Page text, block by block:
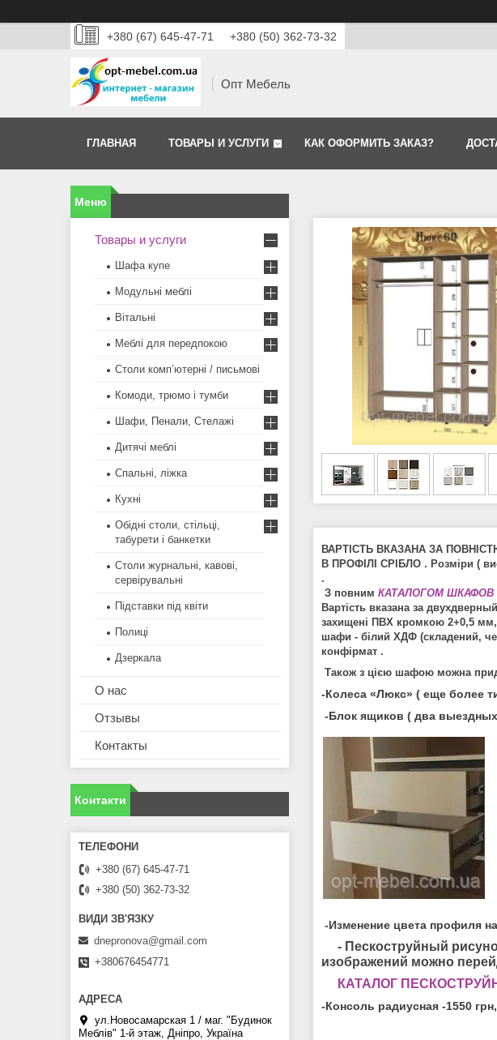
+380 (67) 645-47-71 +380 (50) 362-73-32
Опт Мебель
ГЛАВНАЯ ТОВАРЫ И УСЛУГИ КАК ОФОРМИТЬ ЗАКАЗ?
ВАРТІСТЬ ВКАЗАНА ЗА
В ПРОФІЛІ СРІБЛО . Розміри (
.
З повним КАТАЛОГОМ ШКАФОВ
Вартість вказана за
захищені ПВХ кромкою 2+0,5 мм,
шафи - білий ХДФ (складений,
конфірмат .
Також з цією шафою можна
-Колеса «Люкс» ( еще более
-Блок ящиков ( два
-Изменение цвета профиля
- Пескоструйный
изображений можно
КАТАЛОГ
-Консоль радиусная -1550
Товары и услуги
Шафа купе
Модульні меблі
Вітальні
Меблi для передпокою
Столи комп’ютерні / письмові
Комоди, трюмо і тумби
Шафи, Пенали, Стелажі
Дитячі меблі
Спальні, ліжка
Кухні
Обідні столи, стільці,
табурети і банкетки
Столи журнальні, кавові,
сервірувальні
Підставки під квіти
Полиці
Дзеркала
О нас
Отзывы
Контакты
Контакти
+380 (67) 645-47-71
+380 (50) 362-73-32
dnepronova@gmail.com
+380676454771
ул.Новосамарская 1 / маг. "Будинок
Меблiв" 1-й этаж, Дніпро, Україна